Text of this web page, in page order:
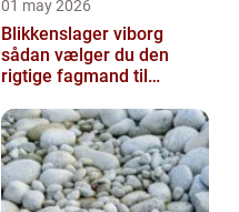
01 may 2026
Blikkenslager viborg
sådan vælger du den
rigtige fagmand til